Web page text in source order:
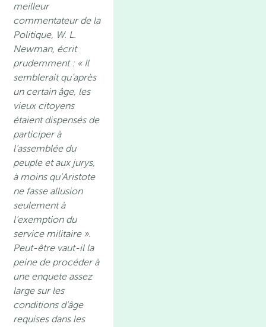
meilleur
commentateur de la
Politique, W. L.
Newman, écrit
prudemment : « Il
semblerait qu’après
un certain âge, les
vieux citoyens
étaient dispensés de
participer à
l’assemblée du
peuple et aux jurys,
à moins qu’Aristote
ne fasse allusion
seulement à
l’exemption du
service militaire ».
Peut-être vaut-il la
peine de procéder à
une enquete assez
large sur les
conditions d’âge
requises dans les